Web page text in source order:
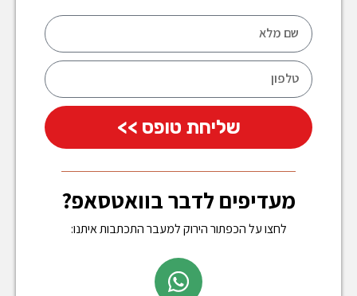
שליחת טופס >>
מעדיפים לדבר בוואטסאפ?
לחצו על הכפתור הירוק למעבר התכתבות איתנו: